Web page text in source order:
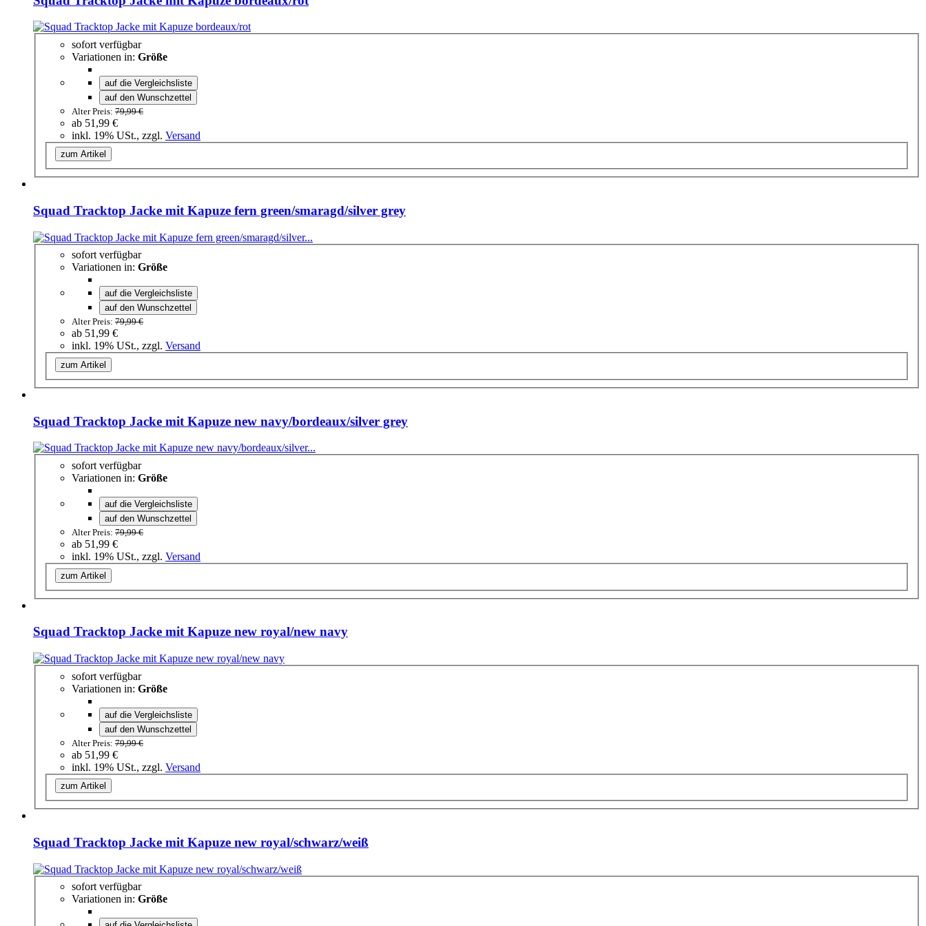
sofort verfügbar
Variationen in: Größe
auf die Vergleichsliste
auf den Wunschzettel
Alter Preis: 79,99 €
ab 51,99 €
inkl. 19% USt., zzgl. Versand
zum Artikel
Squad Tracktop Jacke mit Kapuze fern green/smaragd/silver grey
sofort verfügbar
Variationen in: Größe
auf die Vergleichsliste
auf den Wunschzettel
Alter Preis: 79,99 €
ab 51,99 €
inkl. 19% USt., zzgl. Versand
zum Artikel
Squad Tracktop Jacke mit Kapuze new navy/bordeaux/silver grey
sofort verfügbar
Variationen in: Größe
auf die Vergleichsliste
auf den Wunschzettel
Alter Preis: 79,99 €
ab 51,99 €
inkl. 19% USt., zzgl. Versand
zum Artikel
Squad Tracktop Jacke mit Kapuze new royal/new navy
sofort verfügbar
Variationen in: Größe
auf die Vergleichsliste
auf den Wunschzettel
Alter Preis: 79,99 €
ab 51,99 €
inkl. 19% USt., zzgl. Versand
zum Artikel
Squad Tracktop Jacke mit Kapuze new royal/schwarz/weiß
sofort verfügbar
Variationen in: Größe